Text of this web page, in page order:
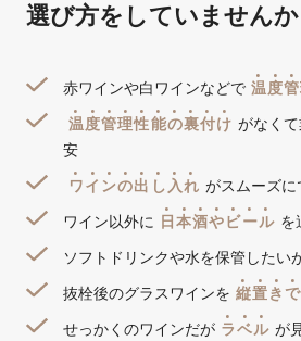
選び方をしていませんか
赤ワインや白ワインなどで 温度管
温度管理性能の裏付け がなく
安
ワイ ンの出 し 入れ がスムーズ
ワイン以外に 日本酒やビール を
ソフトドリンクや水を保管したい
抜栓後のグラスワインを 縦置きで
せっかくのワインだが ラベル が